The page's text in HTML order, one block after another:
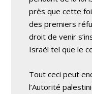
près que cette
des premiers
droit de venir
Israël tel que le
Tout ceci peut
l’Autorité